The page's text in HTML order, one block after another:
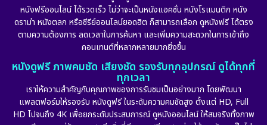
หนังฟรีออนไลน์ ได้รวดเร็ว ไม่ว่าจะเป็นหนังแอคชั่น หนังโรแมนติก หนัง
ดราม่า หนังตลก หรือซีรีย์ออนไลน์ยอดฮิต ก็สามารถเลือก ดูหนังฟรี ได้ตรง
ตามความต้องการ ลดเวลาในการค้นหา และเพิ่มความสะดวกในการเข้าถึง
คอนเทนต์ที่หลากหลายมากยิ่งขึ้น
หนังดูฟรี ภาพคมชัด เสียงชัด รองรับทุกอุปกรณ์ ดูได้ทุกที่
ทุกเวลา
เราให้ความสำคัญกับคุณภาพของการรับชมเป็นอย่างมาก โดยพัฒนา
แพลตฟอร์มให้รองรับ หนังดูฟรี ในระดับความคมชัดสูง ตั้งแต่ HD, Full
HD ไปจนถึง 4K เพื่อยกระดับประสบการณ์ ดูหนังออนไลน์ ให้สมจริงทั้งภาพ